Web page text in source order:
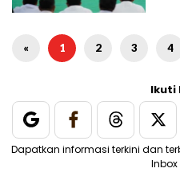
« 1 2 3 4
Ikuti
Dapatkan informasi terkini dan